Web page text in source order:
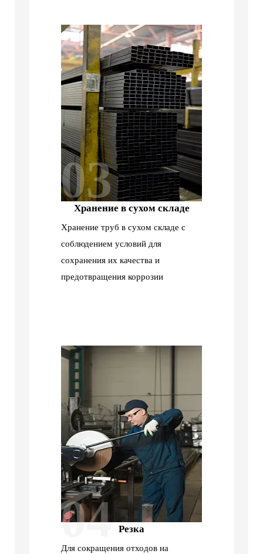
03
Хранение в сухом складе
Хранение труб в сухом складе с
соблюдением условий для
сохранения их качества и
предотвращения коррозии
04 Резка
Для сокращения отходов на